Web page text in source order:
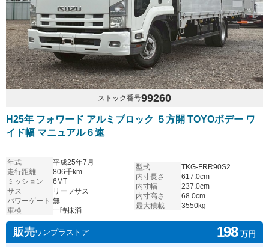
ストック番号99260
H25年 フォワード アルミブロック ５方開 TOYOボデー ワ
イド幅 マニュアル６速
年式
平成25年7月
走行距離
806千km
ミッション
6MT
サス
リーフサス
パワーゲート 無
車検
一時抹消
型式
TKG-FRR90S2
内寸長さ
617.0cm
内寸幅
237.0cm
内寸高さ
68.0cm
最大積載
3550kg
販売ワンプラストア 198万円